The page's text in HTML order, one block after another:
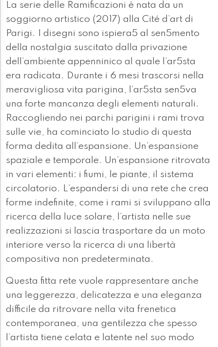
La serie delle Ramificazioni è nata da un
soggiorno artistico (2017) alla Cité d’art di
Parigi. I disegni sono ispiera5 al sen5mento
della nostalgia suscitato dalla privazione
dell’ambiente appenninico al quale l’ar5sta
era radicata. Durante i 6 mesi trascorsi nella
meravigliosa vita parigina, l’ar5sta sen5va
una forte mancanza degli elementi naturali.
Raccogliendo nei parchi parigini i rami trova
sulle vie, ha cominciato lo studio di questa
forma dedita all’espansione. Un’espansione
spaziale e temporale. Un’espansione ritrovata
in vari elementi: i fiumi, le piante, il sistema
circolatorio. L’espandersi di una rete che crea
forme indefinite, come i rami si sviluppano alla
ricerca della luce solare, l’artista nelle sue
realizzazioni si lascia trasportare da un moto
interiore verso la ricerca di una libertà
compositiva non predeterminata.
Questa fitta rete vuole rappresentare anche
una leggerezza, delicatezza e una eleganza
difficile da ritrovare nella vita frenetica
contemporanea, una gentilezza che spesso
l’artista tiene celata e latente nel suo modo